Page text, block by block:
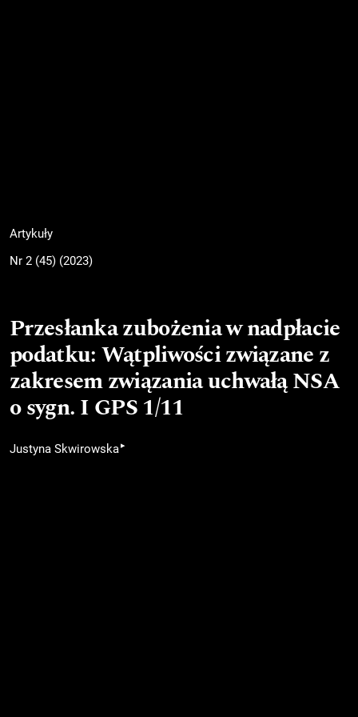
Artykuły
Nr 2 (45) (2023)
Przesłanka zubożenia w nadpłacie
podatku: Wątpliwości związane z
zakresem związania uchwałą NSA
o sygn. I GPS 1/11
Justyna Skwirowska ▸